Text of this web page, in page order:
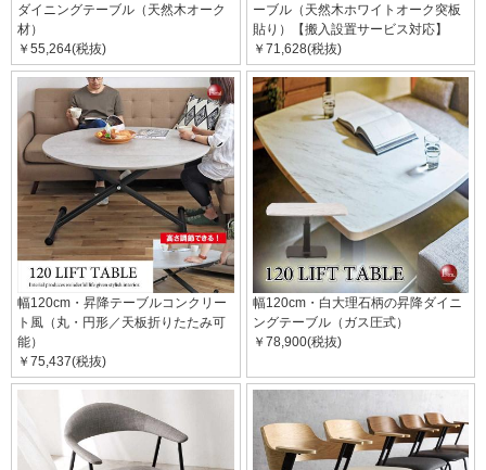
ダイニングテーブル（天然木オーク
材）
￥55,264(税抜)
ーブル（天然木ホワイトオーク突板
貼り）【搬入設置サービス対応】
￥71,628(税抜)
幅120cm・昇降テーブルコンクリー
ト風（丸・円形／天板折りたたみ可
能）
￥75,437(税抜)
幅120cm・白大理石柄の昇降ダイニ
ングテーブル（ガス圧式）
￥78,900(税抜)